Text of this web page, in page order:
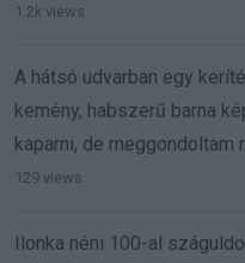
1.2k views
A hátsó udvarban egy
kemény, habszerű barna
kaparni, de meggondoltam
129 views
Ilonka néni 100-al